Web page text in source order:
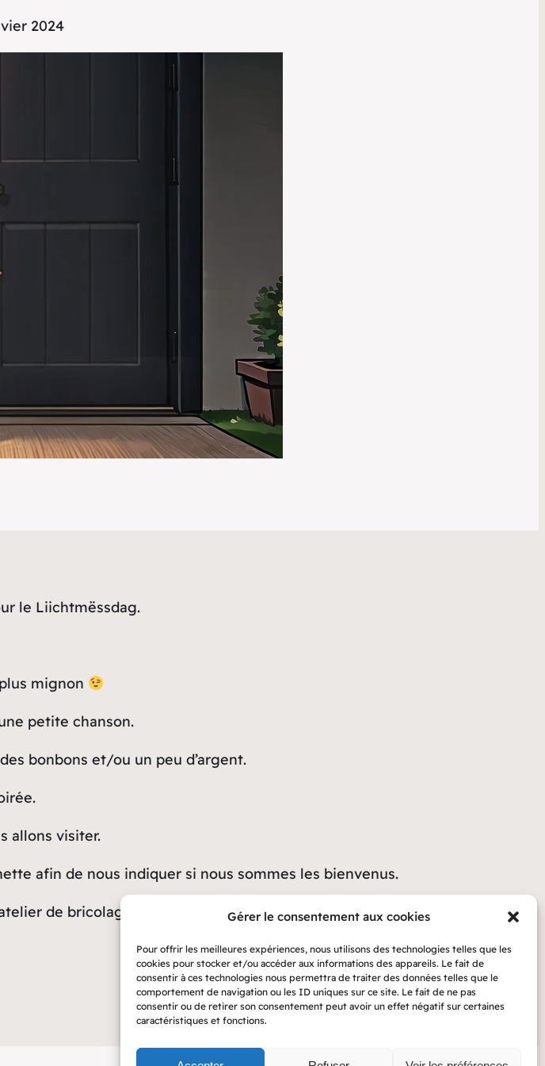
Gérer le consentement aux cookies
Pour offrir les meilleures expériences, nous utilisons des technologies telles que les
cookies pour stocker et/ou accéder aux informations des appareils. Le fait de
consentir à ces technologies nous permettra de traiter des données telles que le
comportement de navigation ou les ID uniques sur ce site. Le fait de ne pas
consentir ou de retirer son consentement peut avoir un effet négatif sur certaines
caractéristiques et fonctions.
2024
le Liichtmëssdag.
mignon
petite chanson.
bonbons et/ou un peu d’argent.
allons visiter.
afin de nous indiquer si nous sommes les bienvenus.
de bricolage le samedi 27 janvier de 10H00 à 12H00.